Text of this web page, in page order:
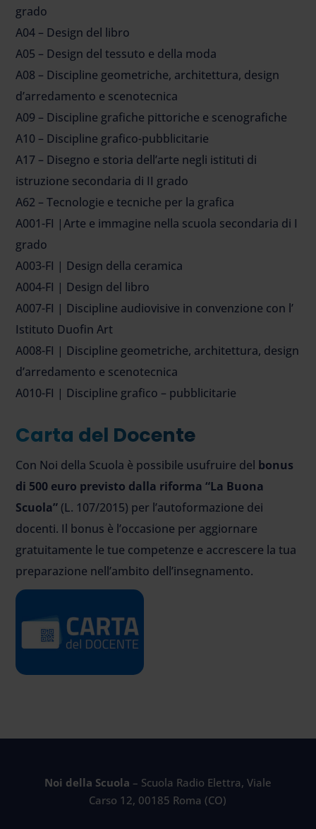
grado
A04 – Design del libro
A05 – Design del tessuto e della moda
A08 – Discipline geometriche, architettura, design
d’arredamento e scenotecnica
A09 – Discipline grafiche pittoriche e scenografiche
A10 – Discipline grafico-pubblicitarie
A17 – Disegno e storia dell’arte negli istituti di
istruzione secondaria di II grado
A62 – Tecnologie e tecniche per la grafica
A001-FI |Arte e immagine nella scuola secondaria di I
grado
A003-FI | Design della ceramica
A004-FI | Design del libro
A007-FI | Discipline audiovisive in convenzione con l’
Istituto Duofin Art
A008-FI | Discipline geometriche, architettura, design
d’arredamento e scenotecnica
A010-FI | Discipline grafico – pubblicitarie
Carta del Docente
Con Noi della Scuola è possibile usufruire del bonus
di 500 euro previsto dalla riforma “La Buona
Scuola” (L. 107/2015) per l’autoformazione dei
docenti. Il bonus è l’occasione per aggiornare
gratuitamente le tue competenze e accrescere la tua
preparazione nell’ambito dell’insegnamento.
Noi della Scuola – Scuola Radio Elettra, Viale
Carso 12, 00185 Roma (CO)